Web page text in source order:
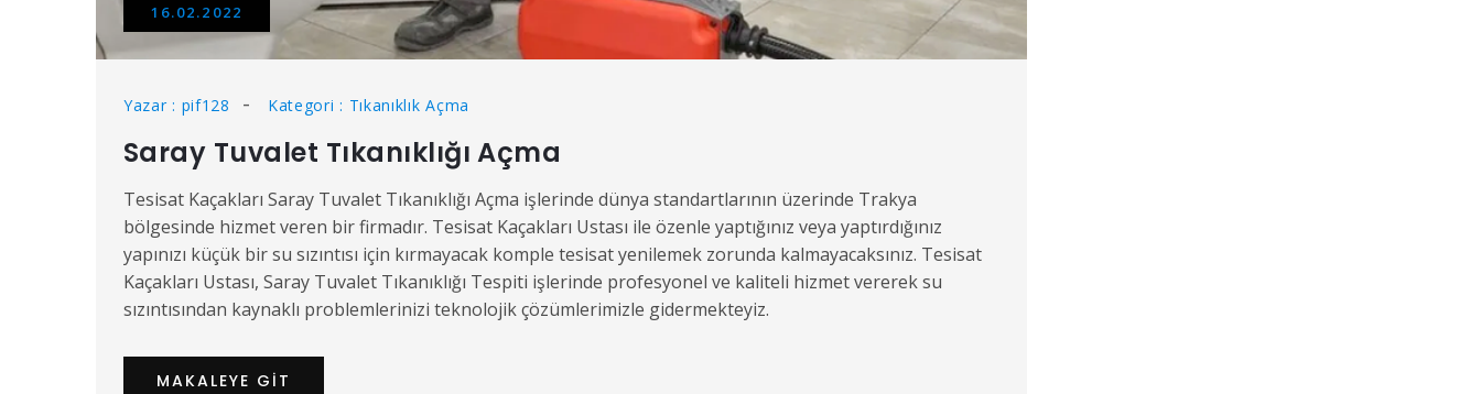
16.02.2022
Yazar : pif128 Kategori : Tıkanıklık Açma
Saray Tuvalet Tıkanıklığı Açma
Tesisat Kaçakları Saray Tuvalet Tıkanıklığı Açma işlerinde dünya standartlarının üzerinde Trakya
bölgesinde hizmet veren bir firmadır. Tesisat Kaçakları Ustası ile özenle yaptığınız veya yaptırdığınız
yapınızı küçük bir su sızıntısı için kırmayacak komple tesisat yenilemek zorunda kalmayacaksınız. Tesisat
Kaçakları Ustası, Saray Tuvalet Tıkanıklığı Tespiti işlerinde profesyonel ve kaliteli hizmet vererek su
sızıntısından kaynaklı problemlerinizi teknolojik çözümlerimizle gidermekteyiz.
MAKALEYE GIT